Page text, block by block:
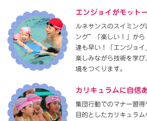
エンジョイがモット
ルネサンスのスイミン
ング”「楽しい！」から
達も早い！「エンジョイ
楽しみながら技術を学
境をつくります。
カリキュラムに自信
集団行動でのマナー習
目的としたカリキュラ